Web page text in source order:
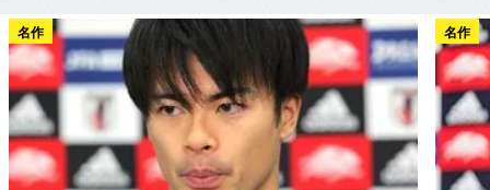
名作 名作